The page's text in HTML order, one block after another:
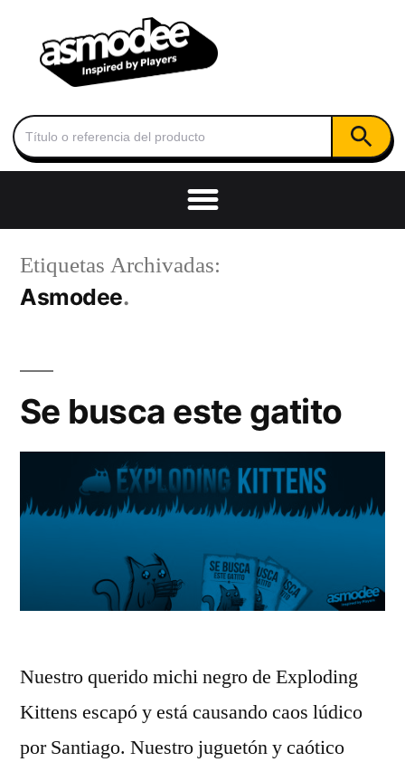
Buscar: Botón de
Etiquetas Archivadas:
Asmodee
Se busca este gatito
Nuestro querido michi negro de Exploding
Kittens escapó y está causando caos lúdico
por Santiago. Nuestro juguetón y caótico